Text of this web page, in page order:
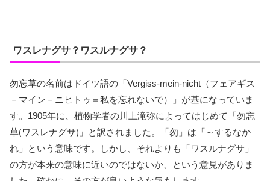
ワスレナグサ？ワスルナグサ？
勿忘草の名前はドイツ語の「Vergiss-mein-nicht（フェアギス
－マイン－ニヒトゥ＝私を忘れないで）」が基になっていま
す。1905年に、植物学者の川上滝弥によってはじめて「勿忘
草(ワスレナグサ)」と訳されました。「勿」は「～するなか
れ」という意味です。しかし、それよりも「ワスルナグサ」
の方が本来の意味に近いのではないか、という意見がありま